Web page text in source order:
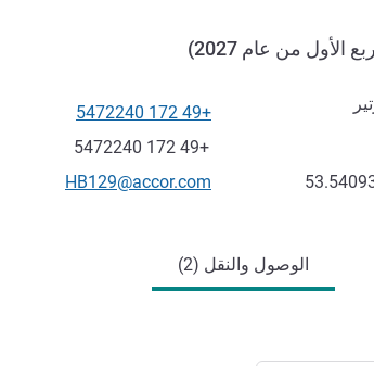
من عام 2027)
الهاتف
+49 172 5472240
فاكس
+49 172 5472240
تواصل معنا عبر البريد
HB129@accor.com
الوصول والنقل (2)